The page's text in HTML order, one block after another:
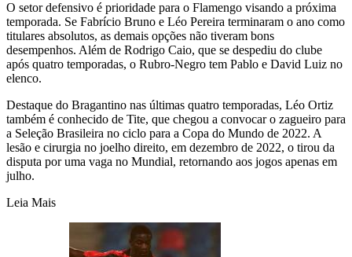
O setor defensivo é prioridade para o Flamengo visando a próxima
temporada. Se Fabrício Bruno e Léo Pereira terminaram o ano como
titulares absolutos, as demais opções não tiveram bons
desempenhos. Além de Rodrigo Caio, que se despediu do clube
após quatro temporadas, o Rubro-Negro tem Pablo e David Luiz no
elenco.
Destaque do Bragantino nas últimas quatro temporadas, Léo Ortiz
também é conhecido de Tite, que chegou a convocar o zagueiro para
a Seleção Brasileira no ciclo para a Copa do Mundo de 2022. A
lesão e cirurgia no joelho direito, em dezembro de 2022, o tirou da
disputa por uma vaga no Mundial, retornando aos jogos apenas em
julho.
Leia Mais